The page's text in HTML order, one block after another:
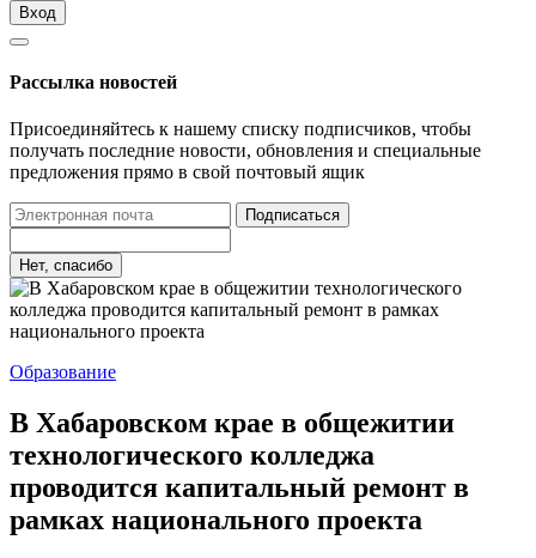
Вход
Рассылка новостей
Присоединяйтесь к нашему списку подписчиков, чтобы
получать последние новости, обновления и специальные
предложения прямо в свой почтовый ящик
Подписаться
Нет, спасибо
Образование
В Хабаровском крае в общежитии
технологического колледжа
проводится капитальный ремонт в
рамках национального проекта